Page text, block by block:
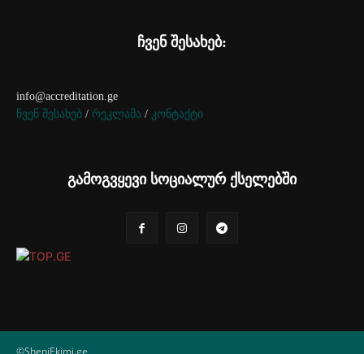
ჩვენ შესახებ:
info@accreditation.ge
ჩვენ შესახებ / რეკლამა / კონტაქტი
გამოგვყევი სოციალურ ქსელებში
©SheniEkimi.ge